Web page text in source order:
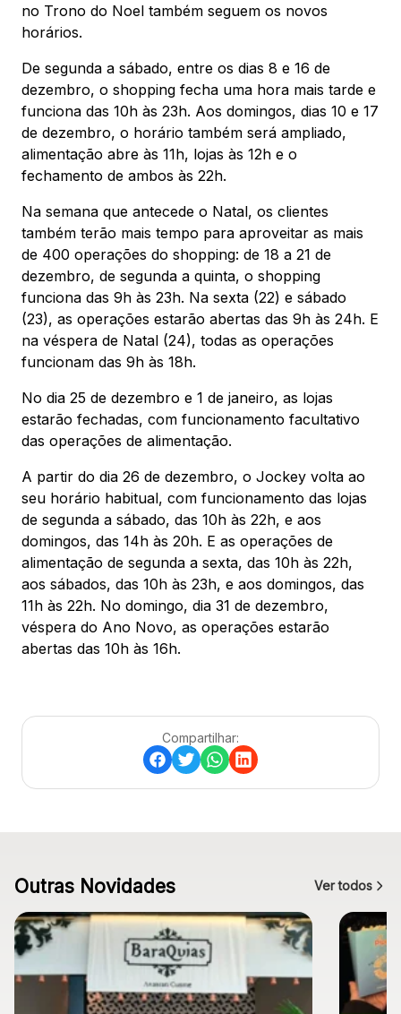
no Trono do Noel também seguem os novos
horários.
De segunda a sábado, entre os dias 8 e 16 de
dezembro, o shopping fecha uma hora mais tarde e
funciona das 10h às 23h. Aos domingos, dias 10 e 17
de dezembro, o horário também será ampliado,
alimentação abre às 11h, lojas às 12h e o
fechamento de ambos às 22h.
Na semana que antecede o Natal, os clientes
também terão mais tempo para aproveitar as mais
de 400 operações do shopping: de 18 a 21 de
dezembro, de segunda a quinta, o shopping
funciona das 9h às 23h. Na sexta (22) e sábado
(23), as operações estarão abertas das 9h às 24h. E
na véspera de Natal (24), todas as operações
funcionam das 9h às 18h.
No dia 25 de dezembro e 1 de janeiro, as lojas
estarão fechadas, com funcionamento facultativo
das operações de alimentação.
A partir do dia 26 de dezembro, o Jockey volta ao
seu horário habitual, com funcionamento das lojas
de segunda a sábado, das 10h às 22h, e aos
domingos, das 14h às 20h. E as operações de
alimentação de segunda a sexta, das 10h às 22h,
aos sábados, das 10h às 23h, e aos domingos, das
11h às 22h. No domingo, dia 31 de dezembro,
véspera do Ano Novo, as operações estarão
abertas das 10h às 16h.
Compartilhar:
Outras Novidades Ver todos